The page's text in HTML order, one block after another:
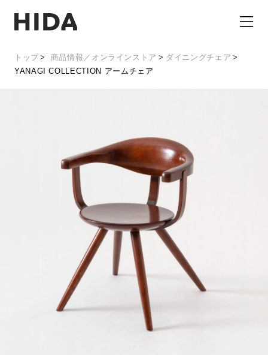
トップ 商品情報／オンラインストア
ダイニングチェア
YANAGI COLLECTION アームチェア